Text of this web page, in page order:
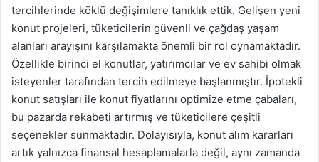
tercihlerinde köklü değişimlere tanıklık ettik. Gelişen yeni
konut projeleri, tüketicilerin güvenli ve çağdaş yaşam
alanları arayışını karşılamakta önemli bir rol oynamaktadır.
Özellikle birinci el konutlar, yatırımcılar ve ev sahibi olmak
isteyenler tarafından tercih edilmeye başlanmıştır. İpotekli
konut satışları ile konut fiyatlarını optimize etme çabaları,
bu pazarda rekabeti artırmış ve tüketicilere çeşitli
seçenekler sunmaktadır. Dolayısıyla, konut alım kararları
artık yalnızca finansal hesaplamalarla değil, aynı zamanda